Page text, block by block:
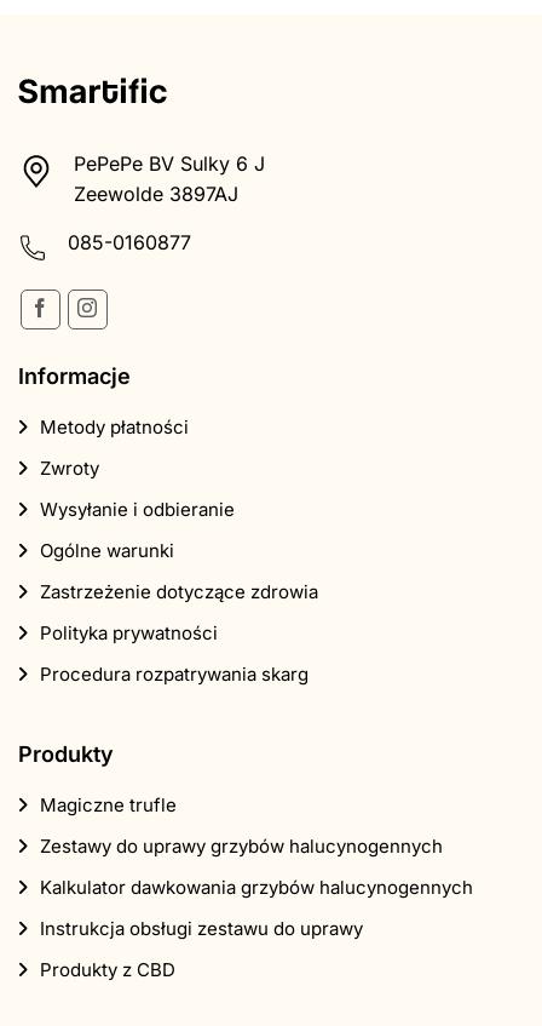
PePePe BV Sulky 6 J
Zeewolde 3897AJ
085-0160877
Informacje
Metody płatności
Zwroty
Wysyłanie i odbieranie
Ogólne warunki
Zastrzeżenie dotyczące zdrowia
Polityka prywatności
Procedura rozpatrywania skarg
Produkty
Magiczne trufle
Zestawy do uprawy grzybów halucynogennych
Kalkulator dawkowania grzybów halucynogennych
Instrukcja obsługi zestawu do uprawy
Produkty z CBD